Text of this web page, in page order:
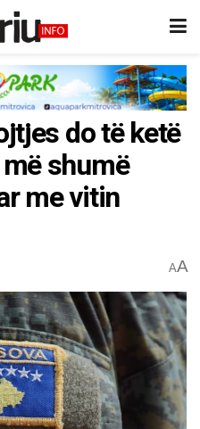
do të ketë
shumë
me vitin
AA